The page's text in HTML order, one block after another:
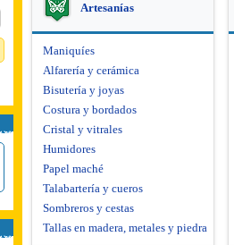
Artesanías
Maniquíes
Alfarería y cerámica
Bisutería y joyas
Costura y bordados
Cristal y vitrales
Humidores
Papel maché
Talabartería y cueros
Sombreros y cestas
Tallas en madera, metales y piedra